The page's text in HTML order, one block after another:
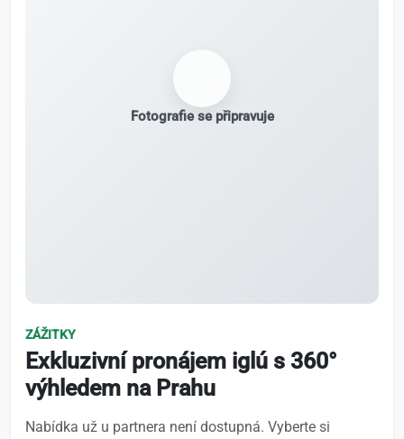
Fotografie se připravuje
ZÁŽITKY
Exkluzivní pronájem iglú s 360°
výhledem na Prahu
Nabídka už u partnera není dostupná. Vyberte si